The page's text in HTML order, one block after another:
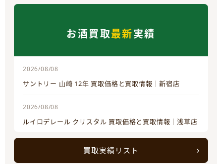
お酒買取最新実績
2026/08/08
サントリー 山崎 12年 買取価格と買取情報｜新宿店
2026/08/08
ルイロデレール クリスタル 買取価格と買取情報｜浅草店
買取実績リスト